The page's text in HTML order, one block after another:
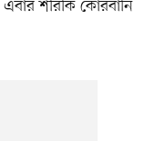
শরিকি কোরবানি